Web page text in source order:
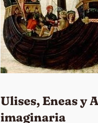
Ulises, Eneas y
imaginaria